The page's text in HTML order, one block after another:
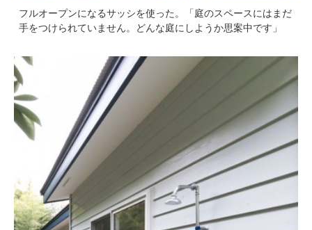
フルオープンになるサッシを使った。「庭のスペースにはまだ
手をつけられていません。どんな庭にしようか思案中です」